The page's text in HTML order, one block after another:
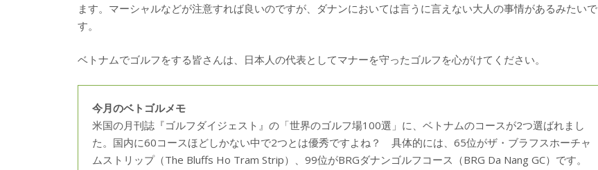
ます。マーシャルなどが注意すれば良いのですが、ダナンにおいては言うに言えない大人の事情があるみたいで
す。
ベトナムでゴルフをする皆さんは、日本人の代表としてマナーを守ったゴルフを心がけてください。
今月のベトゴルメモ
米国の月刊誌『ゴルフダイジェスト』の「世界のゴルフ場100選」に、ベトナムのコースが2つ選ばれまし
た。国内に60コースほどしかない中で2つとは優秀ですよね？ 具体的には、65位がザ・ブラフスホーチャ
ムストリップ（The Bluffs Ho Tram Strip）、99位がBRGダナンゴルフコース（BRG Da Nang GC）です。